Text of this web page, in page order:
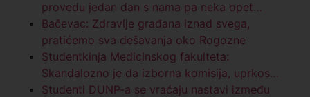
provedu jedan dan s nama pa neka opet…
Bačevac: Zdravlje građana iznad svega,
pratićemo sva dešavanja oko Rogozne
Studentkinja Medicinskog fakulteta:
Skandalozno je da izborna komisija, uprkos…
Studenti DUNP-a se vraćaju nastavi između